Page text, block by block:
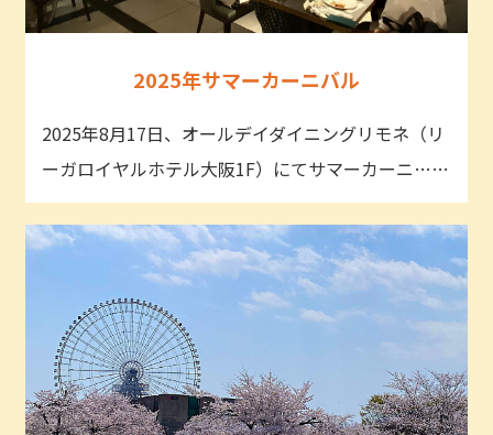
2025年サマーカーニバル
2025年8月17日、オールデイダイニングリモネ（リ
ーガロイヤルホテル大阪1F）にてサマーカーニ……